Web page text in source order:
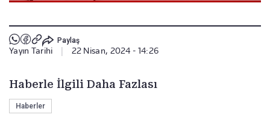
Paylaş
Yayın Tarihi 22 Nisan, 2024 - 14:26
Haberle İlgili Daha Fazlası
Haberler